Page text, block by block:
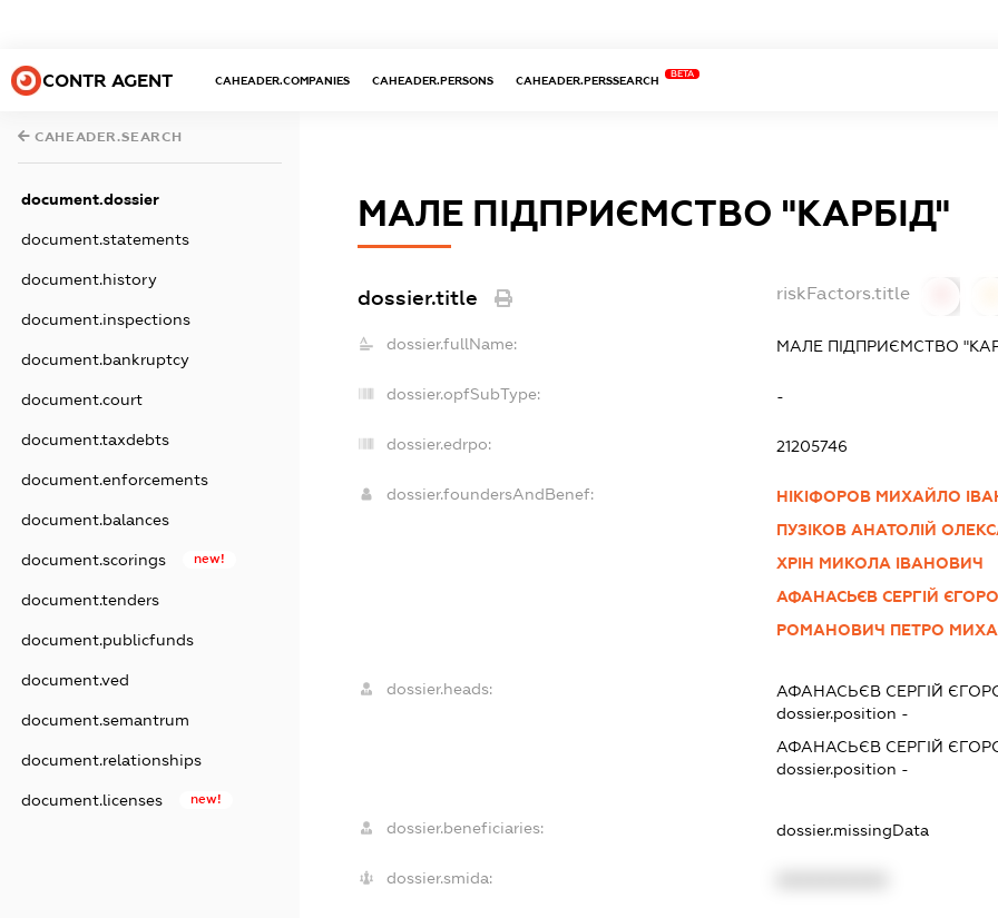
CONTR AGENT CAHEADER.COMPANIES CAHEADER.PERSONS CAHEADER.PERSSEARCH
BETA
CAHEADER.SEARCH
document.dossier
document.statements
document.history
document.inspections
document.bankruptcy
document.court
document.taxdebts
document.enforcements
document.balances
document.scorings new!
document.tenders
document.publicfunds
document.ved
document.semantrum
document.relationships
document.licenses new!
МАЛЕ ПІДПРИЄМСТВО "КАРБІД"
dossier.title riskFactors.title
dossier.fullName: МАЛЕ ПІДПРИЄМСТВО
dossier.opfSubType: -
dossier.edrpo: 21205746
dossier.foundersAndBenef:
НІКІФОРОВ МИХАЙЛО
ПУЗІКОВ АНАТОЛІЙ
ХРІН МИКОЛА ІВАНОВИЧ
АФАНАСЬЄВ СЕРГІЙ
РОМАНОВИЧ ПЕТРО
dossier.heads: АФАНАСЬЄВ СЕРГІЙ
dossier.position -
АФАНАСЬЄВ СЕРГІЙ
dossier.position -
dossier.beneficiaries: dossier.missingData
dossier.smida: